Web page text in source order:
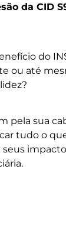
da CID
do
ou até
pela sua
tudo o
seus